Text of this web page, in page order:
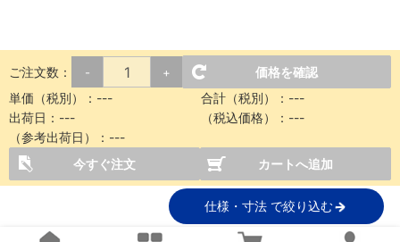
ご注文数： - +
価格を確認
単価（税別）： --- 合計（税別）： ---
出荷日： --- （税込価格）： ---
（参考出荷日）： ---
今すぐ注文
カートへ追加
仕様・寸法 で絞り込む